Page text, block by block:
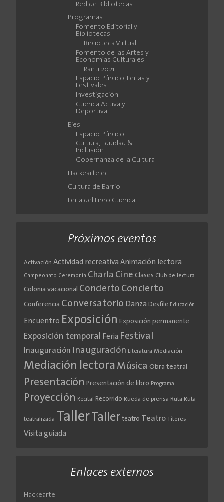
Red de Bibliotecas
Programas
Fomento Editorial y
Bibliotecas
Biblioteca Virtual
Fomento de las Artes y
Economías Culturales
Ranti 2021
Espacio Público, Ferias y
Festivales
Investigación
Cuenca Activa y
Deportiva
Ejes
Espacio Público
Cultura, Equidad &
Inclusión
Gobernanza de la Cultura
Hackearte.ec
Cultura de Barrio
Feria del Libro Cuenca
Próximos eventos
Activación Actividad recreativa Animación lectora
Campeonato Ceremonia Charla Cine Clases Club de lectura
Colonia vacacional Concierto Concierto
Conferencia Conversatorio Danza Desfile Educación
Encuentro Exposición Exposición permanente
Exposición temporal Feria Festival
Inauguración Inauguración Literatura Mediación
Mediación lectora Música Obra teatral
Presentación Presentación de libro Programa
Proyección Recital Recorrido Rueda de prensa Ruta Ruta
teatralizada Taller Taller teatro Teatro Títeres
Visita guiada
Enlaces externos
Hackearte